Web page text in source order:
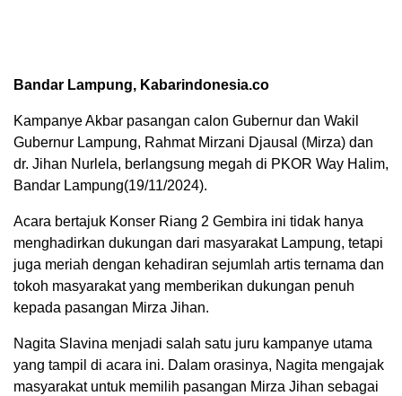
Bandar Lampung, Kabarindonesia.co
Kampanye Akbar pasangan calon Gubernur dan Wakil
Gubernur Lampung, Rahmat Mirzani Djausal (Mirza) dan
dr. Jihan Nurlela, berlangsung megah di PKOR Way Halim,
Bandar Lampung(19/11/2024).
Acara bertajuk Konser Riang 2 Gembira ini tidak hanya
menghadirkan dukungan dari masyarakat Lampung, tetapi
juga meriah dengan kehadiran sejumlah artis ternama dan
tokoh masyarakat yang memberikan dukungan penuh
kepada pasangan Mirza Jihan.
Nagita Slavina menjadi salah satu juru kampanye utama
yang tampil di acara ini. Dalam orasinya, Nagita mengajak
masyarakat untuk memilih pasangan Mirza Jihan sebagai